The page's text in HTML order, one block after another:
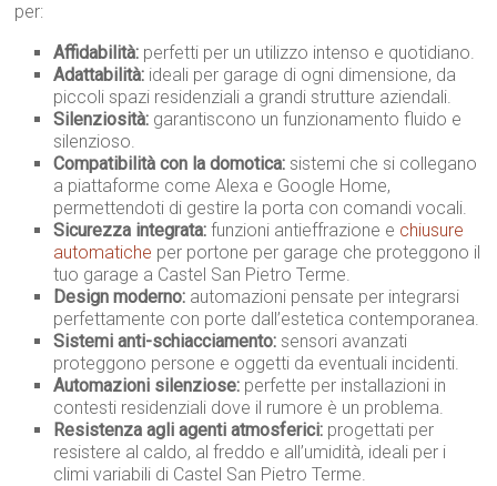
per:
Affidabilità: perfetti per un utilizzo intenso e quotidiano.
Adattabilità: ideali per garage di ogni dimensione, da
piccoli spazi residenziali a grandi strutture aziendali.
Silenziosità: garantiscono un funzionamento fluido e
silenzioso.
Compatibilità con la domotica: sistemi che si collegano
a piattaforme come Alexa e Google Home,
permettendoti di gestire la porta con comandi vocali.
Sicurezza integrata: funzioni antieffrazione e chiusure
automatiche per portone per garage che proteggono il
tuo garage a Castel San Pietro Terme.
Design moderno: automazioni pensate per integrarsi
perfettamente con porte dall’estetica contemporanea.
Sistemi anti-schiacciamento: sensori avanzati
proteggono persone e oggetti da eventuali incidenti.
Automazioni silenziose: perfette per installazioni in
contesti residenziali dove il rumore è un problema.
Resistenza agli agenti atmosferici: progettati per
resistere al caldo, al freddo e all’umidità, ideali per i
climi variabili di Castel San Pietro Terme.